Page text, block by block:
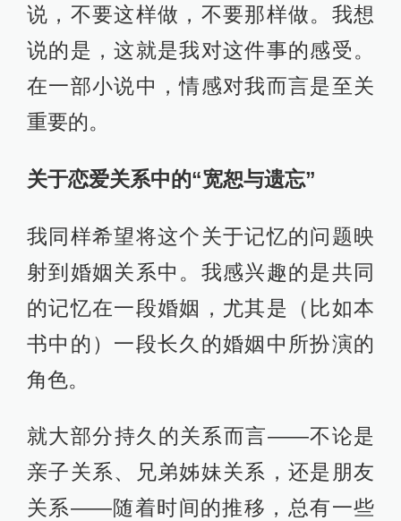
说，不要这样做，不要那样做。我想
说的是，这就是我对这件事的感受。
在一部小说中，情感对我而言是至关
重要的。
关于恋爱关系中的“宽恕与遗忘”
我同样希望将这个关于记忆的问题映
射到婚姻关系中。我感兴趣的是共同
的记忆在一段婚姻，尤其是（比如本
书中的）一段长久的婚姻中所扮演的
角色。
就大部分持久的关系而言——不论是
亲子关系、兄弟姊妹关系，还是朋友
关系——随着时间的推移，总有一些